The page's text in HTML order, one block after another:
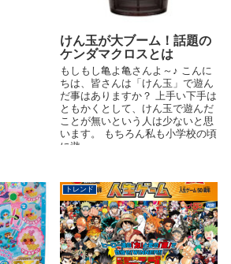
けん玉が大ブーム！話題の
ケンダマクロスとは
もしもし亀よ亀さんよ～♪ こんに
ちは、皆さんは「けん玉」で遊ん
だ事はありますか？ 上手い下手は
ともかくとして、けん玉で遊んだ
ことが無いという人は少ないと思
います。 もちろん私も小学校の頃
に遊...
トレンド